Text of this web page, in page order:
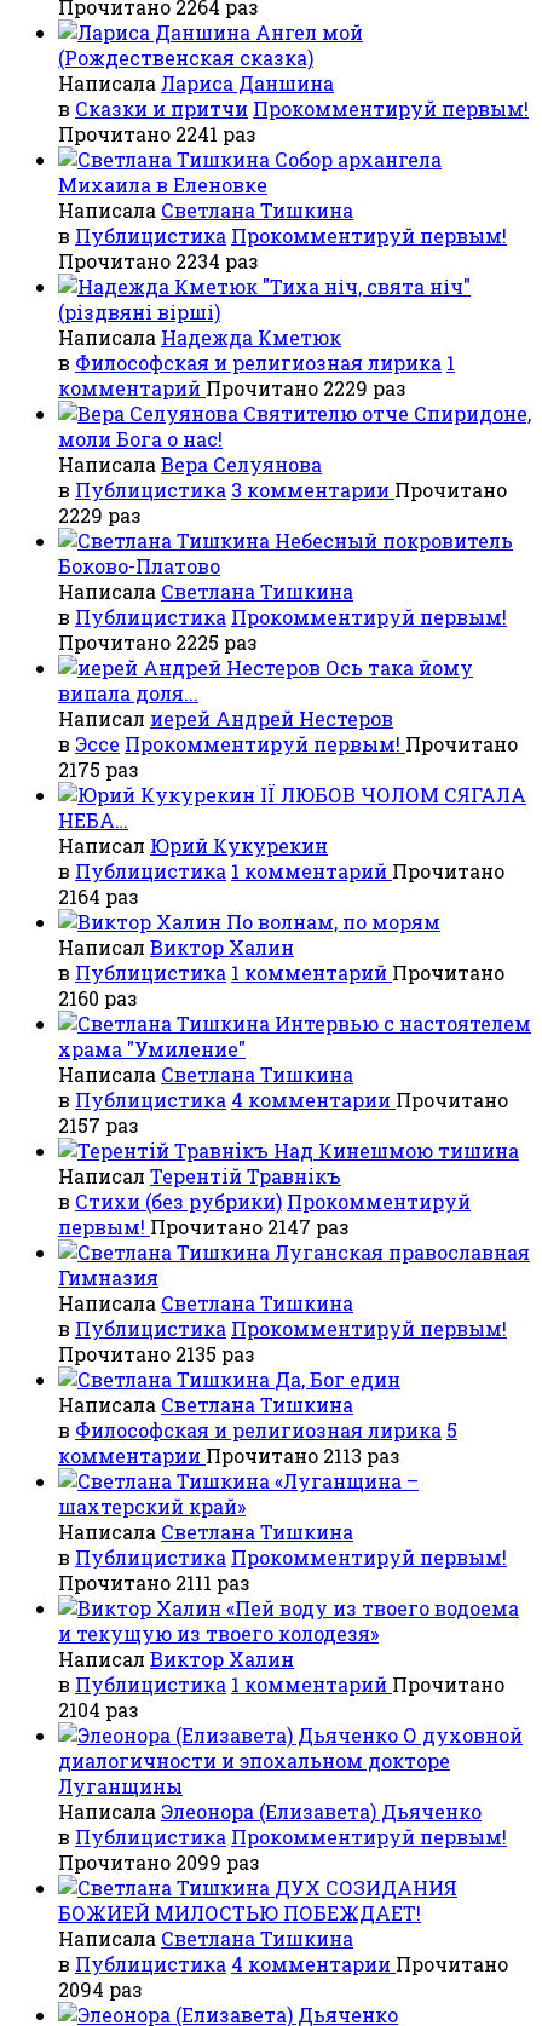
Прочитано 2264 раз
Ангел мой
(Рождественская сказка)
НаписалаЛариса Даншина
в Сказки и притчи Прокомментируй первым!
Прочитано 2241 раз
Собор архангела
Михаила в Еленовке
Написала Светлана Тишкина
в Публицистика Прокомментируй первым!
Прочитано 2234 раз
"Тиха ніч, свята ніч"
(різдвяні вірші)
Написала Надежда Кметюк
в Философская и религиозная лирика 1
комментарий Прочитано 2229 раз
Святителю отче Спиридоне,
моли Бога о нас!
НаписалаВера Селуянова
в Публицистика 3 комментарии Прочитано
2229 раз
Небесный покровитель
Боково-Платово
Написала Светлана Тишкина
в Публицистика Прокомментируй первым!
Прочитано 2225 раз
Ось така йому
випала доля...
Написал иерей Андрей Нестеров
в Эссе Прокомментируй первым! Прочитано
2175 раз
ІЇ ЛЮБОВ ЧОЛОМ СЯГАЛА
НЕБА…
Написал Юрий Кукурекин
в Публицистика 1 комментарий Прочитано
2164 раз
По волнам, по морям
Написал Виктор Халин
в Публицистика 1 комментарий Прочитано
2160 раз
Интервью с настоятелем
храма "Умиление"
Написала Светлана Тишкина
в Публицистика 4 комментарии Прочитано
2157 раз
Над Кинешмою тишина
Написал Терентiй Травнiкъ
в Стихи (без рубрики) Прокомментируй
первым! Прочитано 2147 раз
Луганская православная
Гимназия
Написала Светлана Тишкина
в Публицистика Прокомментируй первым!
Прочитано 2135 раз
Да, Бог един
Написала Светлана Тишкина
в Философская и религиозная лирика 5
комментарии Прочитано 2113 раз
«Луганщина –
шахтерский край»
Написала Светлана Тишкина
в Публицистика Прокомментируй первым!
Прочитано 2111 раз
«Пей воду из твоего водоема
и текущую из твоего колодезя»
Написал Виктор Халин
в Публицистика 1 комментарий Прочитано
2104 раз
О духовной
диалогичности и эпохальном докторе
Луганщины
Написала Элеонора (Елизавета) Дьяченко
в Публицистика Прокомментируй первым!
Прочитано 2099 раз
ДУХ СОЗИДАНИЯ
БОЖИЕЙ МИЛОСТЬЮ ПОБЕЖДАЕТ!
Написала Светлана Тишкина
в Публицистика 4 комментарии Прочитано
2094 раз